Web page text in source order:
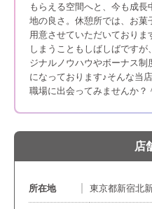
もらえる空間へと、今も成
地の良さ。休憩所では、お
用意させていただいており
しまうこともしばしばです
ジナルノウハウやボーナス制
になっております♪そんな当
職場に出会ってみませんか？
店
所在地 東京都新宿北